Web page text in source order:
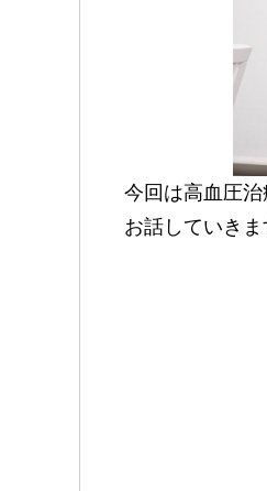
今回は高血圧
お話していきま